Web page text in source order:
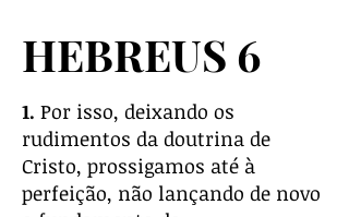
HEBREUS 6
1. Por isso, deixando os
rudimentos da doutrina de
Cristo, prossigamos até à
perfeição, não lançando de novo